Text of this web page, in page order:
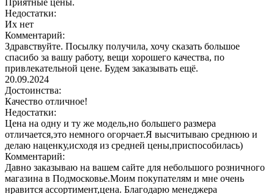
Недостатки:
Их нет
Комментарий:
Здравствуйте. Посылку получила, хочу сказать большое
спасибо за вашу работу, вещи хорошего качества, по
привлекательной цене. Будем заказывать ещё.
20.09.2024
Достоинства:
Качество отличное!
Недостатки:
Цена на одну и ту же модель,но большего размера
отличается,это немного огорчает.Я высчитываю среднюю и
делаю наценку,исходя из средней цены,приспособилась)
Комментарий:
Давно заказываю на вашем сайте для небольшого розничного
магазина в Подмосковье.Моим покупателям и мне очень
нравится ассортимент,цена. Благодарю менеджера